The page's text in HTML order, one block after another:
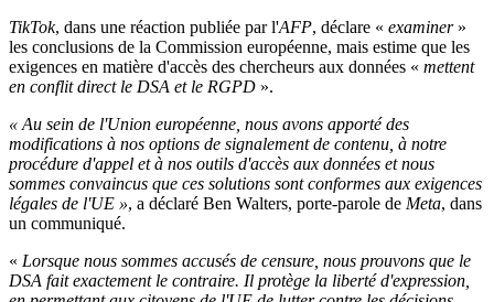
TikTok, dans une réaction publiée par l'AFP, déclare « examiner »
les conclusions de la Commission européenne, mais estime que les
exigences en matière d'accès des chercheurs aux données « mettent
en conflit direct le DSA et le RGPD ».
« Au sein de l'Union européenne, nous avons apporté des
modifications à nos options de signalement de contenu, à notre
procédure d'appel et à nos outils d'accès aux données et nous
sommes convaincus que ces solutions sont conformes aux exigences
légales de l'UE », a déclaré Ben Walters, porte-parole de Meta, dans
un communiqué.
« Lorsque nous sommes accusés de censure, nous prouvons que le
DSA fait exactement le contraire. Il protège la liberté d'expression,